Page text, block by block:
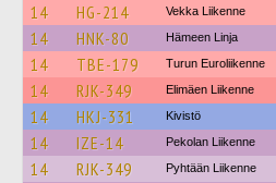
14 HG-214 Vekka Liikenne
14 HNK-80 Hämeen Linja
14 TBE-179 Turun Euroliikenne
14 RJK-349 Elimäen Liikenne
14 HKJ-331 Kivistö
14 IZE-14 Pekolan Liikenne
14 RJK-349 Pyhtään Liikenne